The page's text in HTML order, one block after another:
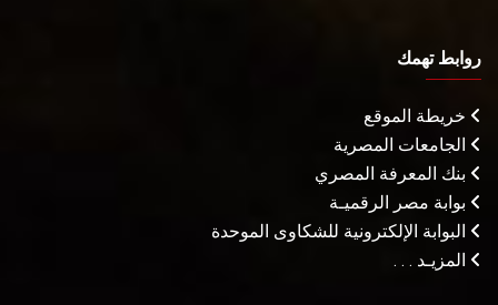
روابط تهمك
خريطة الموقع
الجامعات المصرية
بنك المعرفة المصري
بوابة مصر الرقميـة
البوابة الإلكترونية للشكاوى الموحدة
المزيـد . . .